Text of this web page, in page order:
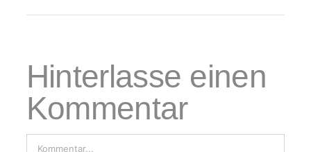
Hinterlasse einen
Kommentar
Kommentar